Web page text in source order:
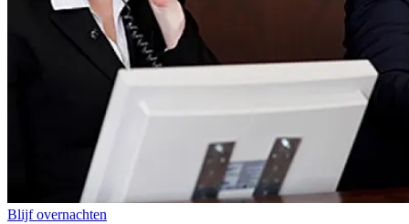
Blijf overnachten